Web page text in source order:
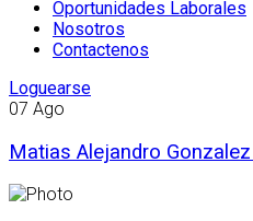
Oportunidades Laborales
Nosotros
Contactenos
Loguearse
07 Ago
Matias Alejandro